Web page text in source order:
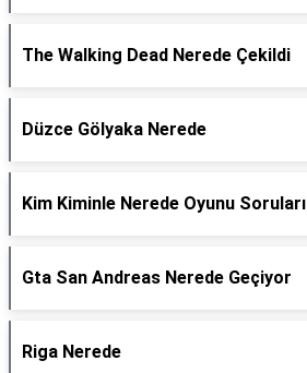
The Walking Dead Nerede Çekildi
Düzce Gölyaka Nerede
Kim Kiminle Nerede Oyunu Soruları
Gta San Andreas Nerede Geçiyor
Riga Nerede